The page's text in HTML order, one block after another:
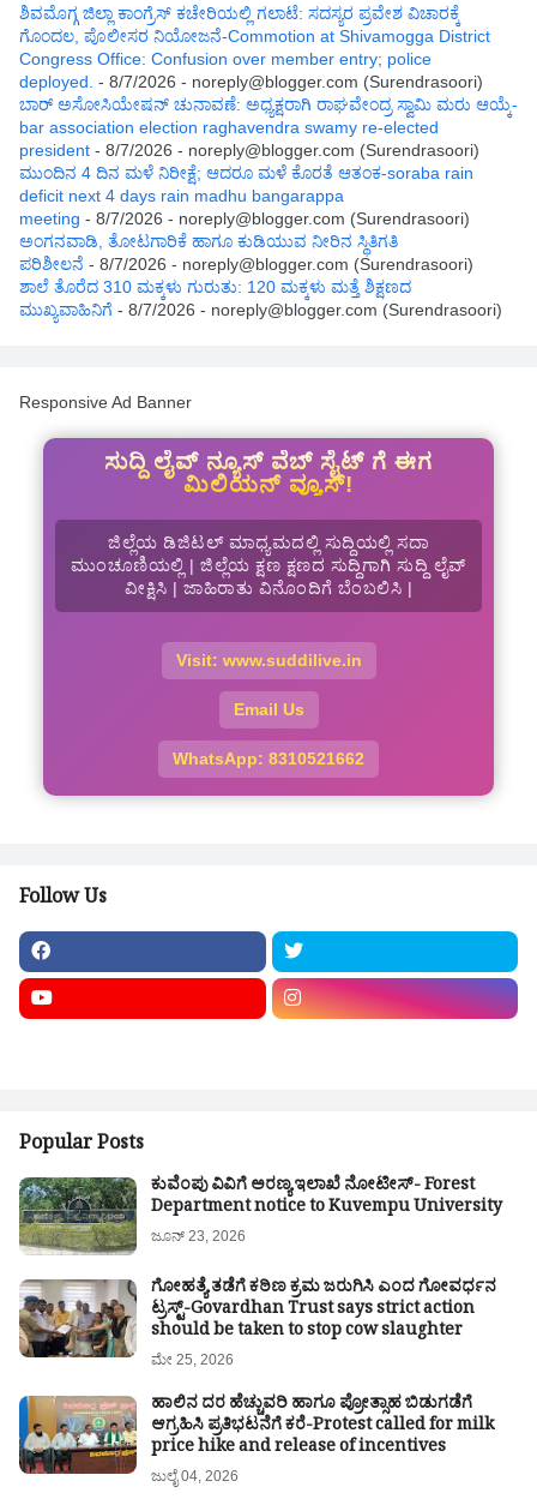
ಶಿವಮೊಗ್ಗ ಜಿಲ್ಲಾ ಕಾಂಗ್ರೆಸ್ ಕಚೇರಿಯಲ್ಲಿ ಗಲಾಟೆ: ಸದಸ್ಯರ ಪ್ರವೇಶ ವಿಚಾರಕ್ಕೆ
ಗೊಂದಲ, ಪೊಲೀಸರ ನಿಯೋಜನೆ-Commotion at Shivamogga District
Congress Office: Confusion over member entry; police
deployed. - 8/7/2026 - noreply@blogger.com (Surendrasoori)
ಬಾರ್ ಅಸೋಸಿಯೇಷನ್ ಚುನಾವಣೆ: ಅಧ್ಯಕ್ಷರಾಗಿ ರಾಘವೇಂದ್ರ ಸ್ವಾಮಿ ಮರು ಆಯ್ಕೆ-
bar association election raghavendra swamy re-elected
president - 8/7/2026 - noreply@blogger.com (Surendrasoori)
ಮುಂದಿನ 4 ದಿನ ಮಳೆ ನಿರೀಕ್ಷೆ; ಆದರೂ ಮಳೆ ಕೊರತೆ ಆತಂಕ-soraba rain
deficit next 4 days rain madhu bangarappa
meeting - 8/7/2026 - noreply@blogger.com (Surendrasoori)
ಅಂಗನವಾಡಿ, ತೋಟಗಾರಿಕೆ ಹಾಗೂ ಕುಡಿಯುವ ನೀರಿನ ಸ್ಥಿತಿಗತಿ
ಪರಿಶೀಲನೆ - 8/7/2026 - noreply@blogger.com (Surendrasoori)
ಶಾಲೆ ತೊರೆದ 310 ಮಕ್ಕಳು ಗುರುತು: 120 ಮಕ್ಕಳು ಮತ್ತೆ ಶಿಕ್ಷಣದ
ಮುಖ್ಯವಾಹಿನಿಗೆ - 8/7/2026 - noreply@blogger.com (Surendrasoori)
Responsive Ad Banner
ಸುದ್ದಿ ಲೈವ್ ನ್ಯೂಸ್ ವೆಬ್ ಸೈಟ್ ಗೆ ಈಗ
ಮಿಲಿಯನ್ ವ್ಯೂಸ್!
ಜಿಲ್ಲೆಯ ಡಿಜಿಟಲ್ ಮಾಧ್ಯಮದಲ್ಲಿ ಸುದ್ದಿಯಲ್ಲಿ ಸದಾ
ಮುಂಚೂಣಿಯಲ್ಲಿ | ಜಿಲ್ಲೆಯ ಕ್ಷಣ ಕ್ಷಣದ ಸುದ್ದಿಗಾಗಿ ಸುದ್ದಿ ಲೈವ್
ವೀಕ್ಷಿಸಿ | ಜಾಹಿರಾತು ವಿನೊಂದಿಗೆ ಬೆಂಬಲಿಸಿ |
Visit: www.suddilive.in
Email Us
WhatsApp: 8310521662
Follow Us
Popular Posts
ಕುವೆಂಪು ವಿವಿಗೆ ಅರಣ್ಯ ಇಲಾಖೆ ನೋಟೀಸ್- Forest
Department notice to Kuvempu University
ಜೂನ್ 23, 2026
ಗೋಹತ್ಯೆ ತಡೆಗೆ ಕಠಿಣ ಕ್ರಮ ಜರುಗಿಸಿ ಎಂದ ಗೋವರ್ಧನ
ಟ್ರಸ್ಟ್-Govardhan Trust says strict action
should be taken to stop cow slaughter
ಮೇ 25, 2026
ಹಾಲಿನ ದರ ಹೆಚ್ಚುವರಿ ಹಾಗೂ ಪ್ರೋತ್ಸಾಹ ಬಿಡುಗಡೆಗೆ
ಆಗ್ರಹಿಸಿ ಪ್ರತಿಭಟನೆಗೆ ಕರೆ-Protest called for milk
price hike and release of incentives
ಜುಲೈ 04, 2026